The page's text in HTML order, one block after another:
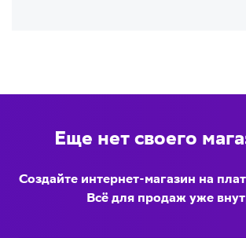
Еще нет своего
Создайте интернет-магазин на
Всё для продаж уже